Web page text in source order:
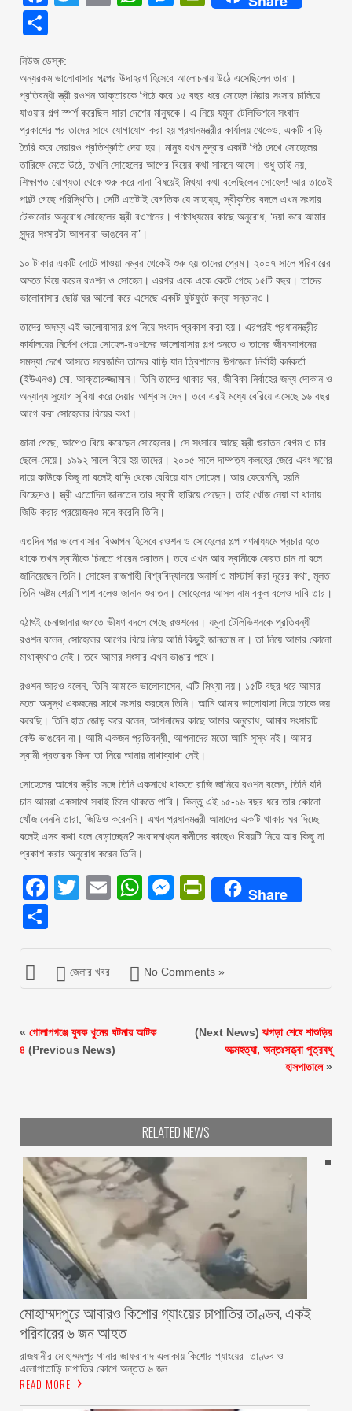
নিউজ ডেস্ক:
অন্যরকম ভালোবাসার গল্পের উদাহরণ হিসেবে আলোচনায় উঠে এসেছিলেন তারা।
প্রতিবন্ধী স্ত্রী রওশন আক্তারকে পিঠে করে ১৫ বছর ধরে সোহেল মিয়ার সংসার চালিয়ে
যাওয়ার গল্প স্পর্শ করেছিল সারা দেশের মানুষকে। এ নিয়ে যমুনা টেলিভিশনে সংবাদ
প্রকাশের পর তাদের সাথে যোগাযোগ করা হয় প্রধানমন্ত্রীর কার্যালয় থেকেও, একটি বাড়ি
তৈরি করে দেয়ারও প্রতিশ্রুতি দেয়া হয়। মানুষ যখন মুদ্রার একটি পিঠ দেখে সোহেলের
তারিফে মেতে উঠে, তখনি সোহেলের আগের বিয়ের কথা সামনে আসে। শুধু তাই নয়,
শিক্ষাগত যোগ্যতা থেকে শুরু করে নানা বিষয়েই মিথ্যা কথা বলেছিলেন সোহেল! আর তাতেই
পাল্টে গেছে পরিস্থিতি। সেটি এতটাই বেগতিক যে সাহায্য, স্বীকৃতির বদলে এখন সংসার
টেকানোর অনুরোধ সোহেলের স্ত্রী রওশনের। গণমাধ্যমের কাছে অনুরোধ, ‘দয়া করে আমার
সুন্দর সংসারটা আপনারা ভাঙবেন না’।
১০ টাকার একটি নোটে পাওয়া নম্বর থেকেই শুরু হয় তাদের প্রেম। ২০০৭ সালে পরিবারের
অমতে বিয়ে করেন রওশন ও সোহেল। এরপর একে একে কেটে গেছে ১৫টি বছর। তাদের
ভালোবাসার ছোট্ট ঘর আলো করে এসেছে একটি ফুটফুটে কন্যা সন্তানও।
তাদের অদম্য এই ভালোবাসার গল্প নিয়ে সংবাদ প্রকাশ করা হয়। এরপরই প্রধানমন্ত্রীর
কার্যালয়ের নির্দেশ পেয়ে সোহেল-রওশনের ভালোবাসার গল্প শুনতে ও তাদের জীবনযাপনের
সমস্যা দেখে আসতে সরেজমিন তাদের বাড়ি যান ত্রিশালের উপজেলা নির্বাহী কর্মকর্তা
(ইউএনও) মো. আক্তারুজ্জামান। তিনি তাদের থাকার ঘর, জীবিকা নির্বাহের জন্য দোকান ও
অন্যান্য সুযোগ সুবিধা করে দেয়ার আশ্বাস দেন। তবে এরই মধ্যে বেরিয়ে এসেছে ১৬ বছর
আগে করা সোহেলের বিয়ের কথা।
জানা গেছে, আগেও বিয়ে করেছেন সোহেলের। সে সংসারে আছে স্ত্রী শুরাতন বেগম ও চার
ছেলে-মেয়ে। ১৯৯২ সালে বিয়ে হয় তাদের। ২০০৫ সালে দাম্পত্য কলহের জেরে এবং ঋণের
দায়ে কাউকে কিছু না বলেই বাড়ি থেকে বেরিয়ে যান সোহেল। আর ফেরেননি, হয়নি
বিচ্ছেদও। স্ত্রী এতোদিন জানতেন তার স্বামী হারিয়ে গেছেন। তাই খোঁজ নেয়া বা থানায়
জিডি করার প্রয়োজনও মনে করেনি তিনি।
এতদিন পর ভালোবাসার বিজ্ঞাপন হিসেবে রওশন ও সোহেলের গল্প গণমাধ্যমে প্রচার হতে
থাকে তখন স্বামীকে চিনতে পারেন শুরাতন। তবে এখন আর স্বামীকে ফেরত চান না বলে
জানিয়েছেন তিনি। সোহেল রাজশাহী বিশ্ববিদ্যালয়ে অনার্স ও মাস্টার্স করা দূরের কথা, মূলত
তিনি অষ্টম শ্রেণি পাশ বলেও জানান শুরাতন। সোহেলের আসল নাম বকুল বলেও দাবি তার।
হঠাৎই চেনাজানার জগতে ভীষণ বদলে গেছে রওশনের। যমুনা টেলিভিশনকে প্রতিবন্ধী
রওশন বলেন, সোহেলের আগের বিয়ে নিয়ে আমি কিছুই জানতাম না। তা নিয়ে আমার কোনো
মাথাব্যথাও নেই। তবে আমার সংসার এখন ভাঙার পথে।
রওশন আরও বলেন, তিনি আমাকে ভালোবাসেন, এটি মিথ্যা নয়। ১৫টি বছর ধরে আমার
মতো অসুস্থ একজনের সাথে সংসার করছেন তিনি। আমি আমার ভালোবাসা দিয়ে তাকে জয়
করেছি। তিনি হাত জোড় করে বলেন, আপনাদের কাছে আমার অনুরোধ, আমার সংসারটি
কেউ ভাঙবেন না। আমি একজন প্রতিবন্ধী, আপনাদের মতো আমি সুস্থ নই। আমার
স্বামী প্রতারক কিনা তা নিয়ে আমার মাথাব্যাথা নেই।
সোহেলের আগের স্ত্রীর সঙ্গে তিনি একসাথে থাকতে রাজি জানিয়ে রওশন বলেন, তিনি যদি
চান আমরা একসাথে সবাই মিলে থাকতে পারি। কিন্তু এই ১৫-১৬ বছর ধরে তার কোনো
খোঁজ নেননি তারা, জিডিও করেননি। এখন প্রধানমন্ত্রী আমাদের একটি থাকার ঘর দিচ্ছে
বলেই এসব কথা বলে বেড়াচ্ছেন? সংবাদমাধ্যম কর্মীদের কাছেও বিষয়টি নিয়ে আর কিছু না
প্রকাশ করার অনুরোধ করেন তিনি।
Facebook
Twitter
EmailWhatsApp
Messenger
PrintFriendly
Share
জেলার খবর No Comments »
« গোলাপগঞ্জে যুবক খুনের ঘটনায় আটক
৪ (Previous News)
(Next News) ঝগড়া শেষে শাশুড়ির
আত্মহত্যা, অন্তঃসত্ত্বা পুত্রবধূ
হাসপাতালে»
RELATED NEWS
মোহাম্মদপুরে আবারও কিশোর গ্যাংয়ের চাপাতির তাণ্ডব, একই
পরিবারের ৬ জন আহত
রাজধানীর মোহাম্মদপুর থানার জাফরাবাদ এলাকায় কিশোর গ্যাংয়ের তাণ্ডব ও
এলোপাতাড়ি চাপাতির কোপে অন্তত ৬ জন
READ MORE